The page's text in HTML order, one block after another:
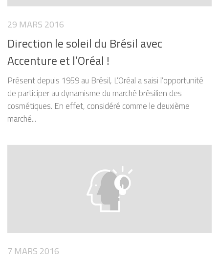
29 MARS 2016
Direction le soleil du Brésil avec
Accenture et l’Oréal !
Présent depuis 1959 au Brésil, L’Oréal a saisi l’opportunité
de participer au dynamisme du marché brésilien des
cosmétiques. En effet, considéré comme le deuxième
marché...
7 MARS 2016